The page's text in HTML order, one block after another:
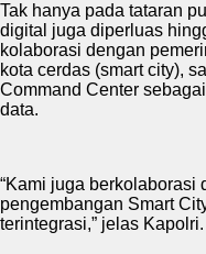
Tak hanya pada tataran
digital juga diperluas
kolaborasi dengan
kota cerdas (smart city),
Command Center
data.
“Kami juga berkolaborasi
pengembangan Smart
terintegrasi,” jelas Kapolri.